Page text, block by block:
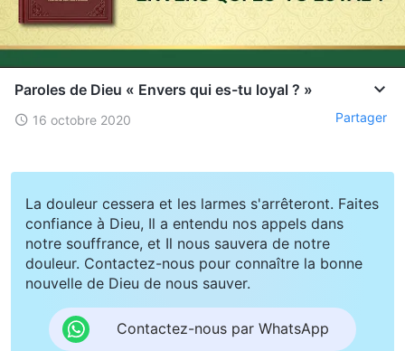
Paroles de Dieu « Envers qui es-tu loyal ? »
16 octobre 2020 Partager
La douleur cessera et les larmes s'arrêteront. Faites
confiance à Dieu, Il a entendu nos appels dans
notre souffrance, et Il nous sauvera de notre
douleur. Contactez-nous pour connaître la bonne
nouvelle de Dieu de nous sauver.
Contactez-nous par WhatsApp